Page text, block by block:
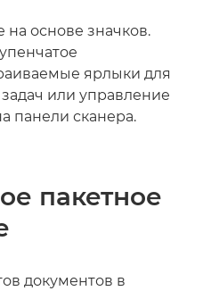
на основе значков.
ярлыки для
или управление
панели сканера.
пакетное
документов в